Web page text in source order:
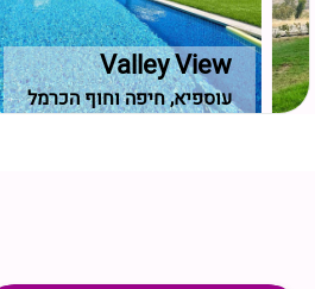
Valley View
עוספיא, חיפה וחוף הכרמל